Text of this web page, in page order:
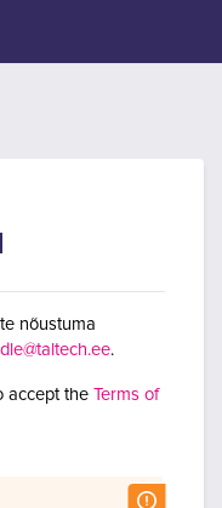
nõustuma
.
accept the Terms of